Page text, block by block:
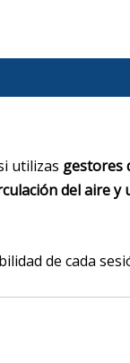
utilizas gestores
del aire y
de cada